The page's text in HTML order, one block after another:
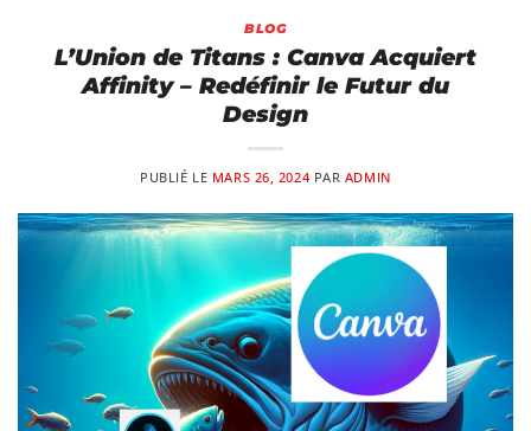
BLOG
L’Union de Titans : Canva Acquiert
Affinity – Redéfinir le Futur du
Design
PUBLIÉ LE MARS 26, 2024 PAR ADMIN